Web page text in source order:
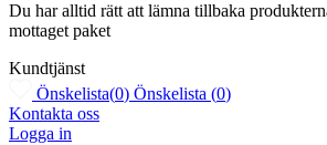
Du har alltid rätt att lämna tillbaka
mottaget paket
Kundtjänst
Önskelista(0) Önskelista (0)
Kontakta oss
Logga in